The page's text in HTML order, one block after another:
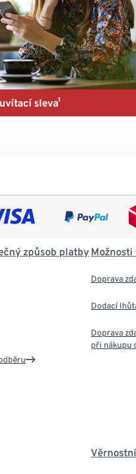
sleva¹
způsob platby
Doprava
Dodací
Doprava
při nákupu